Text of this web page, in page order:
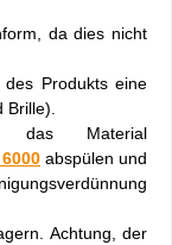
da dies nicht
des Produkts eine
das Material
abspülen und
Achtung, der